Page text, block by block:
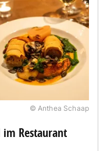
© Anthea Schaap
Restaurant